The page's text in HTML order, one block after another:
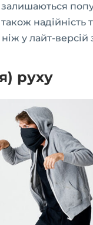
у лайт-версій
руху